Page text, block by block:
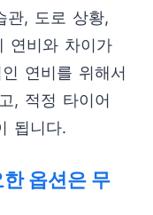
관, 도로 상황,
연비와 차이가
연비를 위해서
, 적정 타이어
됩니다.
옵션은 무